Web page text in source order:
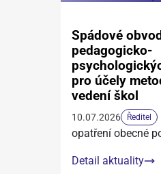
Spádové
pedagogicko-
pro účely
vedení škol
10.07.2026 Ředitel
opatření obecné
Detail aktuality